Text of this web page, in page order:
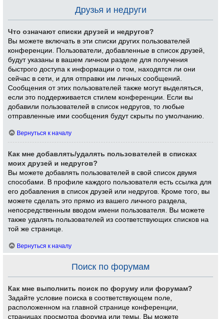
Друзья и недруги
Что означают списки друзей и недругов?
Вы можете включать в эти списки других пользователей
конференции. Пользователи, добавленные в список друзей,
будут указаны в вашем личном разделе для получения
быстрого доступа к информации о том, находятся ли они
сейчас в сети, и для отправки им личных сообщений.
Сообщения от этих пользователей также могут выделяться,
если это поддерживается стилем конференции. Если вы
добавили пользователей в список недругов, то любые
отправленные ими сообщения будут скрыты по умолчанию.
Вернуться к началу
Как мне добавлять/удалять пользователей в списках
моих друзей и недругов?
Вы можете добавлять пользователей в свой список двумя
способами. В профиле каждого пользователя есть ссылка для
его добавления в список друзей или недругов. Кроме того, вы
можете сделать это прямо из вашего личного раздела,
непосредственным вводом имени пользователя. Вы можете
также удалять пользователей из соответствующих списков на
той же странице.
Вернуться к началу
Поиск по форумам
Как мне выполнить поиск по форуму или форумам?
Задайте условие поиска в соответствующем поле,
расположенном на главной странице конференции,
страницах просмотра форума или темы. Вы можете